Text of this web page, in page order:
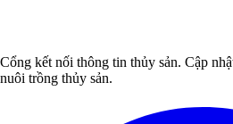
Cổng kết nối thông tin thủy sản. Cập
nuôi trồng thủy sản.